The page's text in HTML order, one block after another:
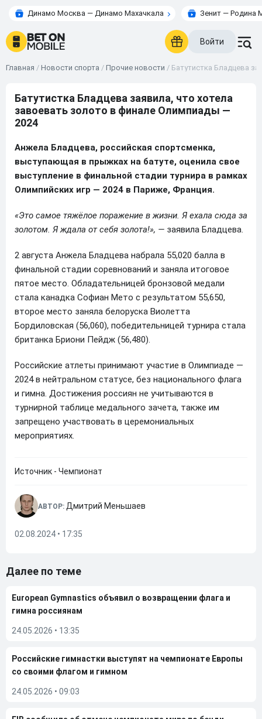
Динамо Москва — Динамо Махачкала Зенит — Родина
Войти
Главная / Новости спорта / Прочие новости / Батутистка Бладцева
Батутистка Бладцева заявила, что хотела
завоевать золото в финале Олимпиады —
2024
Анжела Бладцева, российская спортсменка,
выступающая в прыжках на батуте, оценила свое
выступление в финальной стадии турнира в рамках
Олимпийских игр — 2024 в Париже, Франция.
«Это самое тяжёлое поражение в жизни. Я ехала сюда за
золотом. Я ждала от себя золота!», — заявила Бладцева.
2 августа Анжела Бладцева набрала 55,020 балла в
финальной стадии соревнований и заняла итоговое
пятое место. Обладательницей бронзовой медали
стала канадка Софиан Мето с результатом 55,650,
второе место заняла белоруска Виолетта
Бордиловская (56,060), победительницей турнира стала
британка Бриони Пейдж (56,480).
Российские атлеты принимают участие в Олимпиаде —
2024 в нейтральном статусе, без национального флага
и гимна. Достижения россиян не учитываются в
турнирной таблице медального зачета, также им
запрещено участвовать в церемониальных
мероприятиях.
Источник - Чемпионат
АВТОР: Дмитрий Меньшаев
02.08.2024 • 17:35
Далее по теме
European Gymnastics объявил о возвращении флага и
гимна россиянам
24.05.2026 • 13:35
Российские гимнастки выступят на чемпионате Европы
со своими флагом и гимном
24.05.2026 • 09:03